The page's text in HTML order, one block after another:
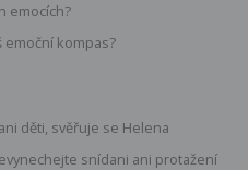
emocích?
emoční kompas?
děti, svěřuje se Helena
snídani ani protažení